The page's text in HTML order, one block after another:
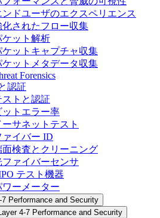
ンドユーザのエクスペリエンス
化されたフロー収集
ケット解析
ケットキャプチャ収集
ケットメタデータ収集
Forensics
認証
ストと認証
ットエラー率
ーサネットテスト
ァイバー ID
面検査とクリーニング
ファイバーセンサ
テスト機器
ワーメーター
7 Performance and Security
4-7 Performance and Security